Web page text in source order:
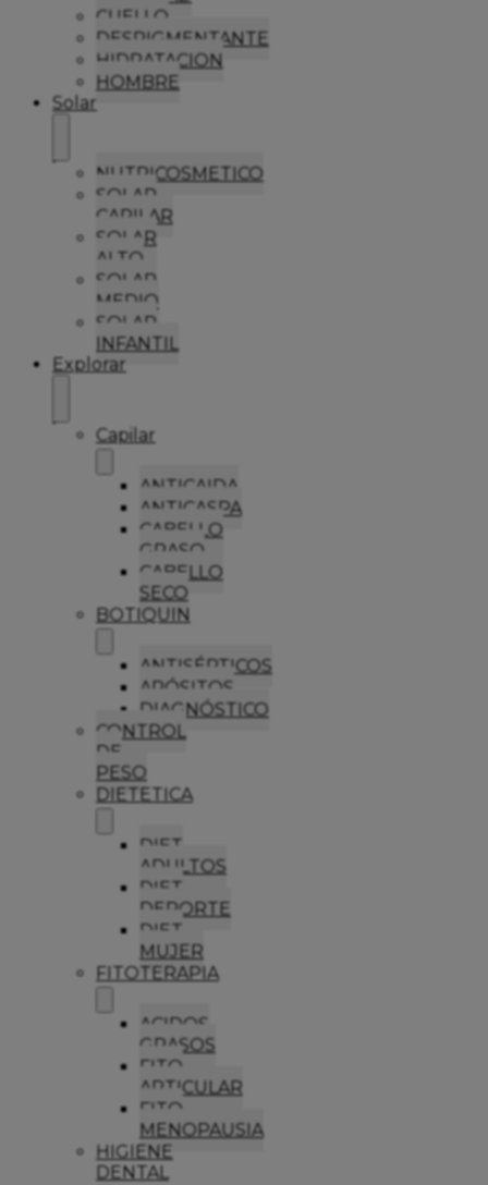
CUELLO
DESPIGMENTANTE
HIDRATACION
HOMBRE
Solar
NUTRICOSMETICO
SOLAR
CAPILAR
SOLAR
ALTO
SOLAR
MEDIO
SOLAR
INFANTIL
Explorar
Capilar
ANTICAIDA
ANTICASPA
CABELLO
GRASO
CABELLO
SECO
BOTIQUIN
ANTISÉPTICOS
APÓSITOS
DIAGNÓSTICO
CONTROL
DE
PESO
DIETETICA
DIET
ADULTOS
DIET
DEPORTE
DIET
MUJER
FITOTERAPIA
ACIDOS
GRASOS
FITO
ARTICULAR
FITO
MENOPAUSIA
HIGIENE
DENTAL